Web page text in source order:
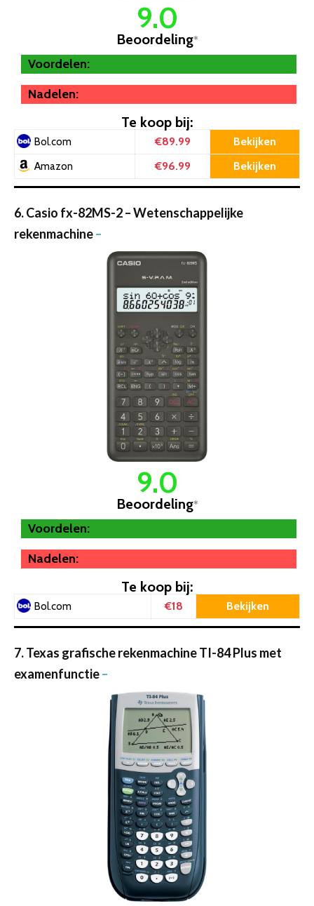
9.0
Beoordeling*
Voordelen:
Nadelen:
Te koop bij:
Bol.com €89.99 Bekijken
Amazon €96.99 Bekijken
6. Casio fx-82MS-2 – Wetenschappelijke
rekenmachine–
9.0
Beoordeling*
Voordelen:
Nadelen:
Te koop bij:
Bol.com €18 Bekijken
7. Texas grafische rekenmachine TI-84 Plus met
examenfunctie–